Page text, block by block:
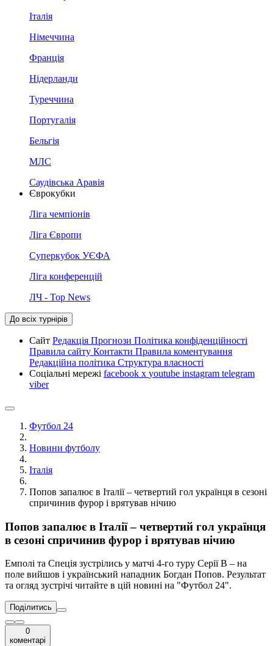
Італія
Німеччина
Франція
Нідерланди
Туреччина
Португалія
Бельгія
МЛС
Саудівська Аравія
Єврокубки
Ліга чемпіонів
Ліга Європи
Суперкубок УЄФА
Ліга конференцій
ЛЧ - Top News
До всіх турнірів
Сайт Редакція Прогнози Політика конфіденційності
Правила сайту Контакти Правила коментування
Редакційна політика Структура власності
Соціальні мережі facebook x youtube instagram telegram
viber
Футбол 24
Новини футболу
Італія
Попов запалює в Італії – четвертий гол українця в сезоні
спричинив фурор і врятував нічию
Попов запалює в Італії – четвертий гол українця
в сезоні спричинив фурор і врятував нічию
Емполі та Спеція зустрілись у матчі 4-го туру Серії B – на
поле вийшов і український нападник Богдан Попов. Результат
та огляд зустрічі читайте в цій новині на "Футбол 24".
Поділитись
0
коментарі